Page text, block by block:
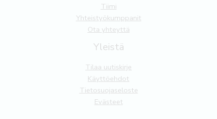
Tiimi
Yhteistyökumppanit
Ota yhteyttä
Yleistä
Tilaa uutiskirje
Käyttöehdot
Tietosuojaseloste
Evästeet